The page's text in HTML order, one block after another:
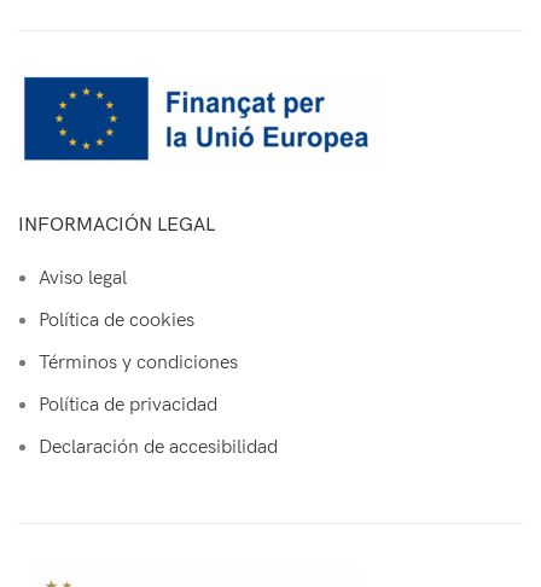
INFORMACIÓN LEGAL
Aviso legal
Política de cookies
Términos y condiciones
Política de privacidad
Declaración de accesibilidad